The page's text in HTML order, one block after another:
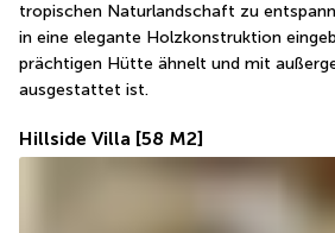
tropischen Naturlandschaft zu
in eine elegante Holzkonstruktion
prächtigen Hütte ähnelt und mit
ausgestattet ist.
Hillside Villa [58 M2]